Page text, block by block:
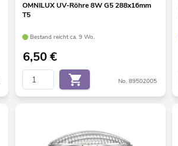
OMNILUX UV-Röhre 8W G5 288x16mm
T5
Bestand reicht ca. 9 Wo.
6,50€
No. 89502005